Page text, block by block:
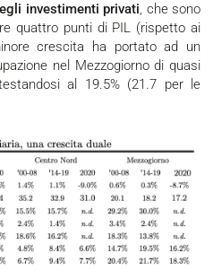
investimenti privati, che sono
quattro punti di PIL (rispetto ai
crescita ha portato ad un
nel Mezzogiorno di quasi
al 19.5% (21.7 per le